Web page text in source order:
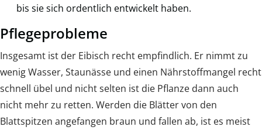
bis sie sich ordentlich entwickelt haben.
Pflegeprobleme
Insgesamt ist der Eibisch recht empfindlich. Er nimmt zu
wenig Wasser, Staunässe und einen Nährstoffmangel recht
schnell übel und nicht selten ist die Pflanze dann auch
nicht mehr zu retten. Werden die Blätter von den
Blattspitzen angefangen braun und fallen ab, ist es meist